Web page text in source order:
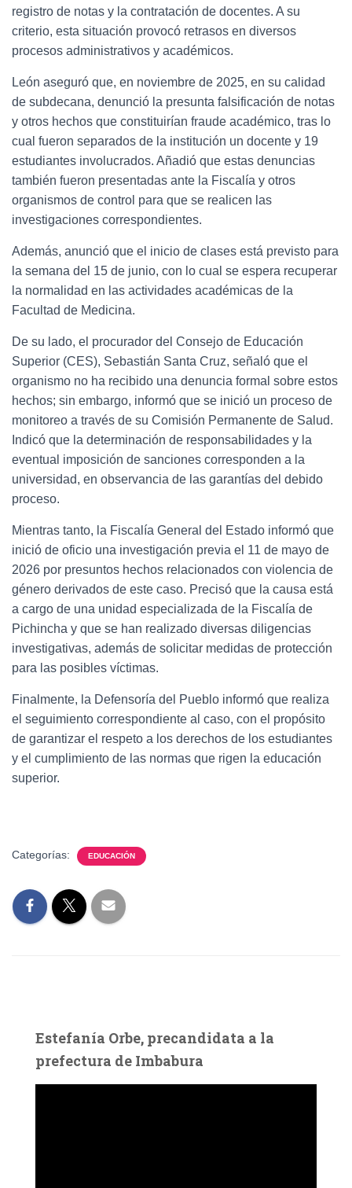
registro de notas y la contratación de docentes. A su
criterio, esta situación provocó retrasos en diversos
procesos administrativos y académicos.
León aseguró que, en noviembre de 2025, en su calidad
de subdecana, denunció la presunta falsificación de notas
y otros hechos que constituirían fraude académico, tras lo
cual fueron separados de la institución un docente y 19
estudiantes involucrados. Añadió que estas denuncias
también fueron presentadas ante la Fiscalía y otros
organismos de control para que se realicen las
investigaciones correspondientes.
Además, anunció que el inicio de clases está previsto para
la semana del 15 de junio, con lo cual se espera recuperar
la normalidad en las actividades académicas de la
Facultad de Medicina.
De su lado, el procurador del Consejo de Educación
Superior (CES), Sebastián Santa Cruz, señaló que el
organismo no ha recibido una denuncia formal sobre estos
hechos; sin embargo, informó que se inició un proceso de
monitoreo a través de su Comisión Permanente de Salud.
Indicó que la determinación de responsabilidades y la
eventual imposición de sanciones corresponden a la
universidad, en observancia de las garantías del debido
proceso.
Mientras tanto, la Fiscalía General del Estado informó que
inició de oficio una investigación previa el 11 de mayo de
2026 por presuntos hechos relacionados con violencia de
género derivados de este caso. Precisó que la causa está
a cargo de una unidad especializada de la Fiscalía de
Pichincha y que se han realizado diversas diligencias
investigativas, además de solicitar medidas de protección
para las posibles víctimas.
Finalmente, la Defensoría del Pueblo informó que realiza
el seguimiento correspondiente al caso, con el propósito
de garantizar el respeto a los derechos de los estudiantes
y el cumplimiento de las normas que rigen la educación
superior.
Categorías: EDUCACIÓN
Estefanía Orbe, precandidata a la
prefectura de Imbabura